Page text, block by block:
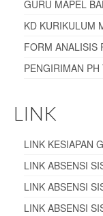
GURU MAPEL
KD KURIKULUM
FORM ANALISIS
PENGIRIMAN
LINK
LINK KESIAPAN
LINK ABSENSI
LINK ABSENSI
LINK ABSENSI